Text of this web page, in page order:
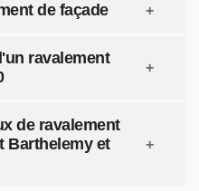
de façade
ravalement
de ravalement
Barthelemy et